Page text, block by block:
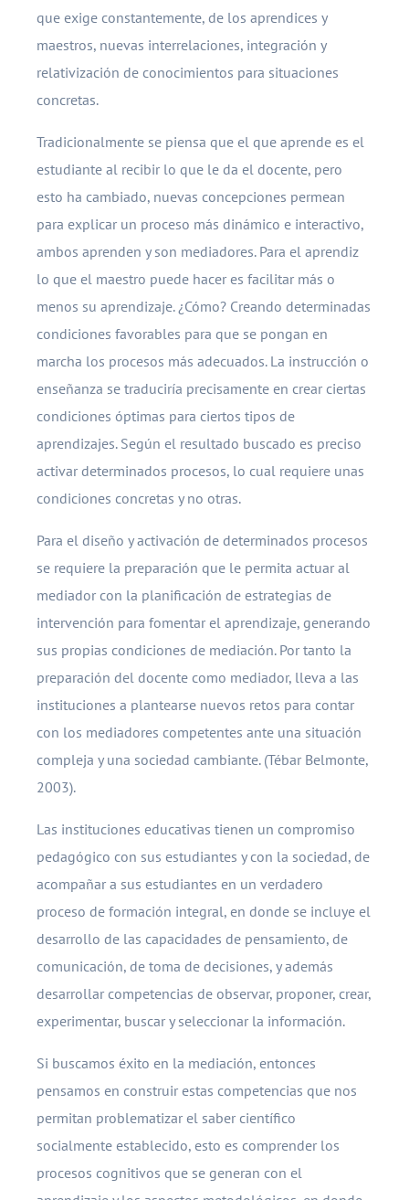
que exige constantemente, de los aprendices y
maestros, nuevas interrelaciones, integración y
relativización de conocimientos para situaciones
concretas.
Tradicionalmente se piensa que el que aprende es el
estudiante al recibir lo que le da el docente, pero
esto ha cambiado, nuevas concepciones permean
para explicar un proceso más dinámico e interactivo,
ambos aprenden y son mediadores. Para el aprendiz
lo que el maestro puede hacer es facilitar más o
menos su aprendizaje. ¿Cómo? Creando determinadas
condiciones favorables para que se pongan en
marcha los procesos más adecuados. La instrucción o
enseñanza se traduciría precisamente en crear ciertas
condiciones óptimas para ciertos tipos de
aprendizajes. Según el resultado buscado es preciso
activar determinados procesos, lo cual requiere unas
condiciones concretas y no otras.
Para el diseño y activación de determinados procesos
se requiere la preparación que le permita actuar al
mediador con la planificación de estrategias de
intervención para fomentar el aprendizaje, generando
sus propias condiciones de mediación. Por tanto la
preparación del docente como mediador, lleva a las
instituciones a plantearse nuevos retos para contar
con los mediadores competentes ante una situación
compleja y una sociedad cambiante. (Tébar Belmonte,
2003).
Las instituciones educativas tienen un compromiso
pedagógico con sus estudiantes y con la sociedad, de
acompañar a sus estudiantes en un verdadero
proceso de formación integral, en donde se incluye el
desarrollo de las capacidades de pensamiento, de
comunicación, de toma de decisiones, y además
desarrollar competencias de observar, proponer, crear,
experimentar, buscar y seleccionar la información.
Si buscamos éxito en la mediación, entonces
pensamos en construir estas competencias que nos
permitan problematizar el saber científico
socialmente establecido, esto es comprender los
procesos cognitivos que se generan con el